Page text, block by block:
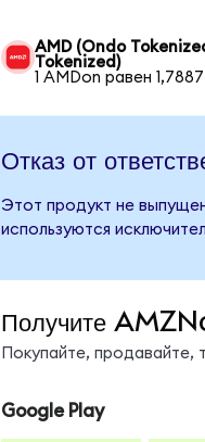
AMD (Ondo
Tokenized)
1 AMDon равен
Отказ от
Этот продукт не
используются
Получите
Покупайте, продавайте,
Google Play